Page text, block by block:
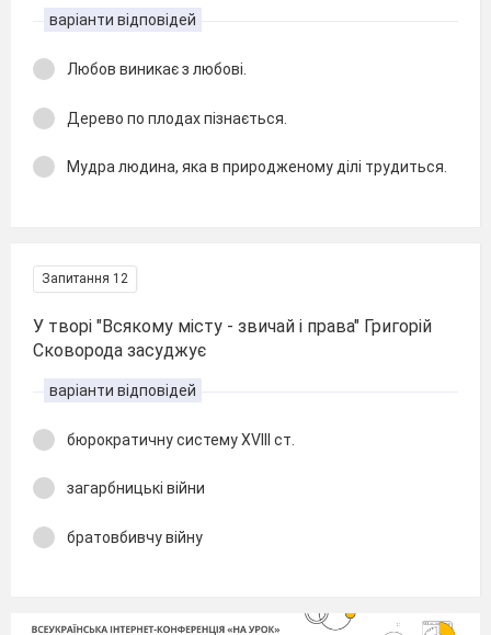
варіанти відповідей
Любов виникає з любові.
Дерево по плодах пізнається.
Мудра людина, яка в природженому ділі трудиться.
Запитання 12
У творі "Всякому місту - звичай і права" Григорій
Сковорода засуджує
варіанти відповідей
бюрократичну систему XVIII ст.
загарбницькі війни
братовбивчу війну